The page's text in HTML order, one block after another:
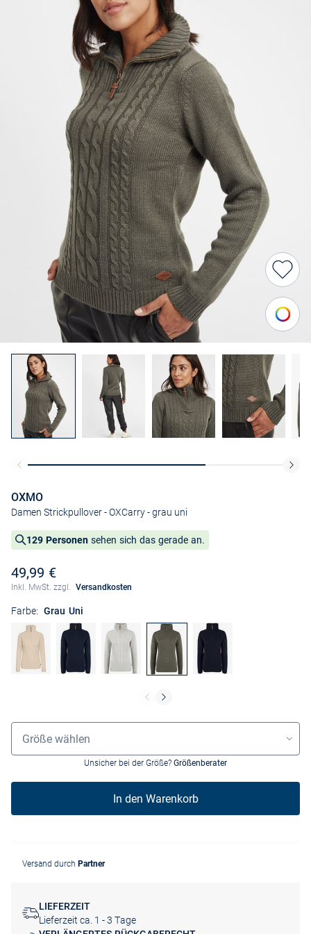
OXMO
Damen Strickpullover - OXCarry- grau uni
129 Personen sehen sich das gerade an.
49,99 €
Inkl. MwSt. zzgl. Versandkosten
Farbe: Grau Uni
Größenauswahl
Größe wählen
Unsicher bei der Größe? Größenberater
In den Warenkorb
Versand durch Partner
LIEFERZEIT
Lieferzeit ca. 1 - 3 Tage